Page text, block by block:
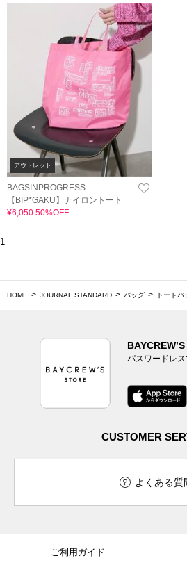
アウトレット
BAGSINPROGRESS
【BIP*GAKU】ナイロントート
¥6,050 50%OFF
1
HOME JOURNAL STANDARD バッグ トートバ
パスワードレ
CUSTOMER
よくある質
ご利用ガイド